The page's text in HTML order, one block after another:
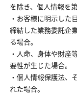
を除き、個人情報を
・お客様に明示した
締結した業務委託企
る場合。
・人命、身体や財産
要性が生じた場合。
・個人情報保護法、
れた場合。